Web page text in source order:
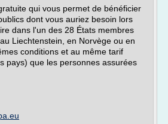
qui vous permet de bénéficier
dont vous auriez besoin lors
dans l'un des 28 États membres
Liechtenstein, en Norvège ou en
conditions et au même tarif
pays) que les personnes assurées